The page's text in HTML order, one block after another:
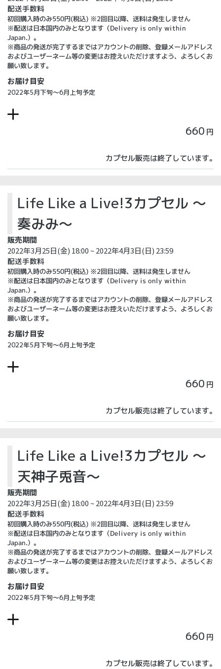
配送手数料
初回購入時のみ550円(税込) ※2回目以降、送料は発生しません
※配送は日本国内のみとなります（Delivery is only within
Japan.）。
※商品の発送が完了するまではアカウントの削除、登録メールアドレス
およびユーザーネーム等の変更はお控えいただけますよう、よろしくお
願い致します。
お届け目安
2022年5月下旬～6月上旬予定
660 円
カプセル販売は終了しています。
Life Like a Live!3カプセル ～
奏みみ～
販売期間
2022年3月25日(金) 18:00 ~ 2022年4月3日(日) 23:59
配送手数料
初回購入時のみ550円(税込) ※2回目以降、送料は発生しません
※配送は日本国内のみとなります（Delivery is only within
Japan.）。
※商品の発送が完了するまではアカウントの削除、登録メールアドレス
およびユーザーネーム等の変更はお控えいただけますよう、よろしくお
願い致します。
お届け目安
2022年5月下旬～6月上旬予定
660 円
カプセル販売は終了しています。
Life Like a Live!3カプセル ～
天神子兎音～
販売期間
2022年3月25日(金) 18:00 ~ 2022年4月3日(日) 23:59
配送手数料
初回購入時のみ550円(税込) ※2回目以降、送料は発生しません
※配送は日本国内のみとなります（Delivery is only within
Japan.）。
※商品の発送が完了するまではアカウントの削除、登録メールアドレス
およびユーザーネーム等の変更はお控えいただけますよう、よろしくお
願い致します。
お届け目安
2022年5月下旬～6月上旬予定
660 円
カプセル販売は終了しています。